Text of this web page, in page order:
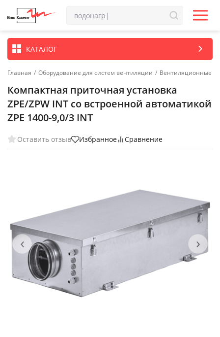
КАТАЛОГ
Главная / Оборудование для систем вентиляции / Вентиляционные
Компактная приточная установка
ZPE/ZPW INT со встроенной автоматикой
ZPE 1400-9,0/3 INT
Оставить отзыв Избранное Сравнение
‹ ›